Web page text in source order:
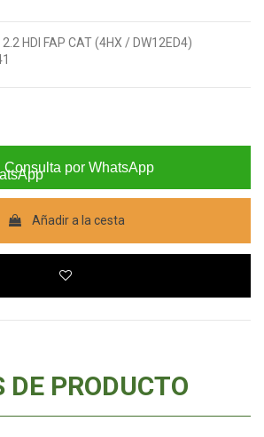
HDI FAP CAT (4HX / DW12ED4)
Consulta por WhatsApp
Añadir a la cesta
DE PRODUCTO